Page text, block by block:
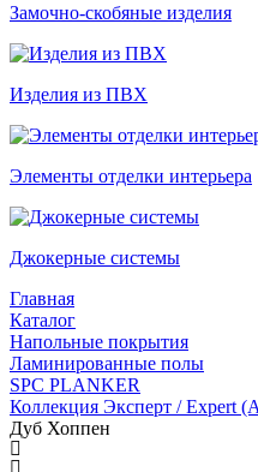
Замочно-скобяные изделия
Изделия из ПВХ
Элементы отделки интерьера
Джокерные системы
Главная
Каталог
Напольные покрытия
Ламинированные полы
SPC PLANKER
Коллекция Эксперт / Expert
Дуб Хоппен